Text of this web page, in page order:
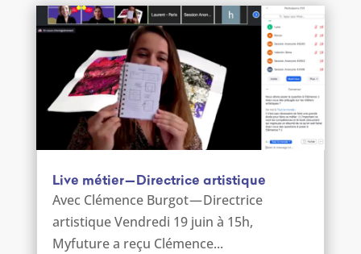
Live métier — Directrice artistique
Avec Clémence Burgot — Directrice
artistique Vendredi 19 juin à 15h,
Myfuture a reçu Clémence...